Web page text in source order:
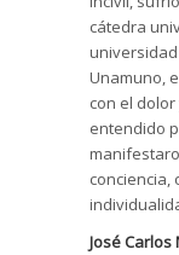
cátedra
Unamuno,
con el
entendido
conciencia,
José